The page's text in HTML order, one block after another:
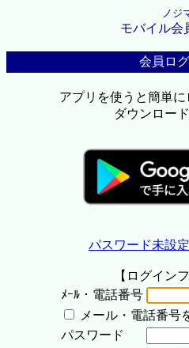
ノジ
モバイル会
会員ロ
アプリを使うと簡単
ダウンロー
パスワード未設
【ログイン
ﾒｰﾙ・電話番号
メール・電話番号
パスワード